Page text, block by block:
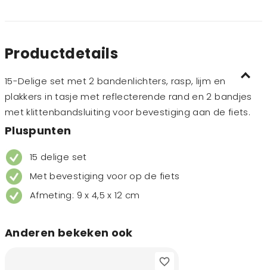
Productdetails
15-Delige set met 2 bandenlichters, rasp, lijm en
plakkers in tasje met reflecterende rand en 2 bandjes
met klittenbandsluiting voor bevestiging aan de fiets.
Pluspunten
15 delige set
Met bevestiging voor op de fiets
Afmeting: 9 x 4,5 x 12 cm
Anderen bekeken ook